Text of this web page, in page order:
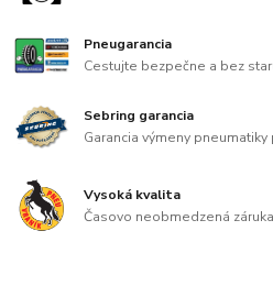
Pneugarancia
Cestujte bezpečne a bez
Sebring garancia
Garancia výmeny
Vysoká kvalita
Časovo neobmedzená záruka